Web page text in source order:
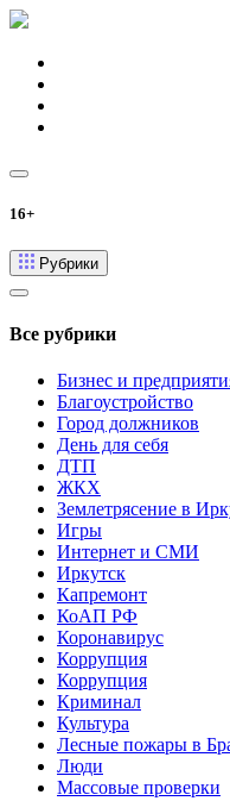
16+
Рубрики
Все рубрики
Бизнес и
Благоустройство
Город должников
День для себя
ДТП
ЖКХ
Землетрясение в
Игры
Интернет и СМИ
Иркутск
Капремонт
КоАП РФ
Коронавирус
Коррупция
Коррупция
Криминал
Культура
Лесные пожары в
Люди
Массовые проверки